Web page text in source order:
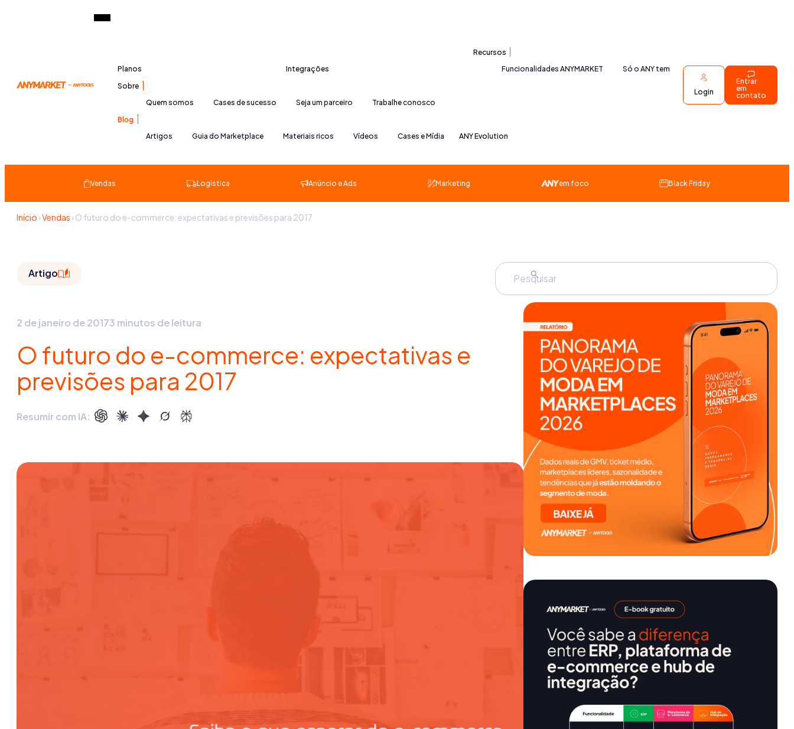
Planos Integrações
Recursos
Funcionalidades ANYMARKET
Só o ANY tem
Sobre
Quem somos
Cases de sucesso Seja um parceiro
Trabalhe conosco
Blog
Artigos
Guia do Marketplace Materiais ricos Vídeos Cases e Mídia ANY Evolution
Login
Entrar
em
contato
Vendas Logística Anúncio e Ads Marketing em foco Black Friday
Início ›Vendas ›O futuro do e-commerce: expectativas e previsões para 2017
Artigo
2 de janeiro de 20173 minutos de leitura
O futuro do e-commerce: expectativas e
previsões para 2017
Resumir com IA: